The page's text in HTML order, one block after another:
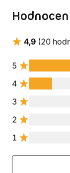
4,9 (20
5
4
3
2
1